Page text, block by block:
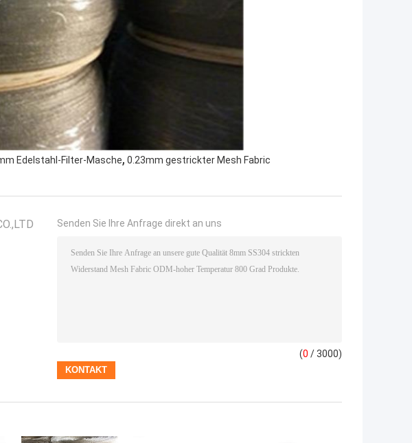
Edelstahl-Filter-Masche, 0.23mm gestrickter Mesh Fabric
Senden Sie Ihre Anfrage direkt an uns
(0 / 3000)